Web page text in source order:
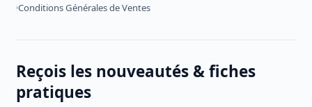
Conditions Générales de Ventes
Reçois les nouveautés & fiches
pratiques